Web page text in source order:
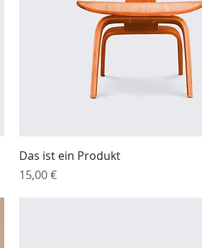
Das ist ein Produkt
Preis
15,00 €